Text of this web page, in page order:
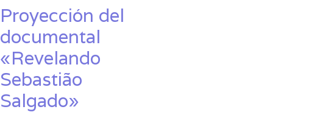
Proyección del
documental
«Revelando
Sebastião
Salgado»